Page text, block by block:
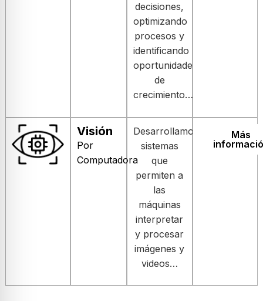
decisiones,
optimizando
procesos y
identificando
oportunidades
de
crecimiento…
Visión
Por
Computadora
Desarrollamos
sistemas
que
permiten a
las
máquinas
interpretar
y procesar
imágenes y
videos…
Más